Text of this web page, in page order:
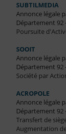
SUBTILMEDIA
Annonce légale
Département 92
Poursuite
SOOIT
Annonce légale
Département 92
Société par
ACROPOLE
Annonce légale
Département 92
Transfert de
Augmentation